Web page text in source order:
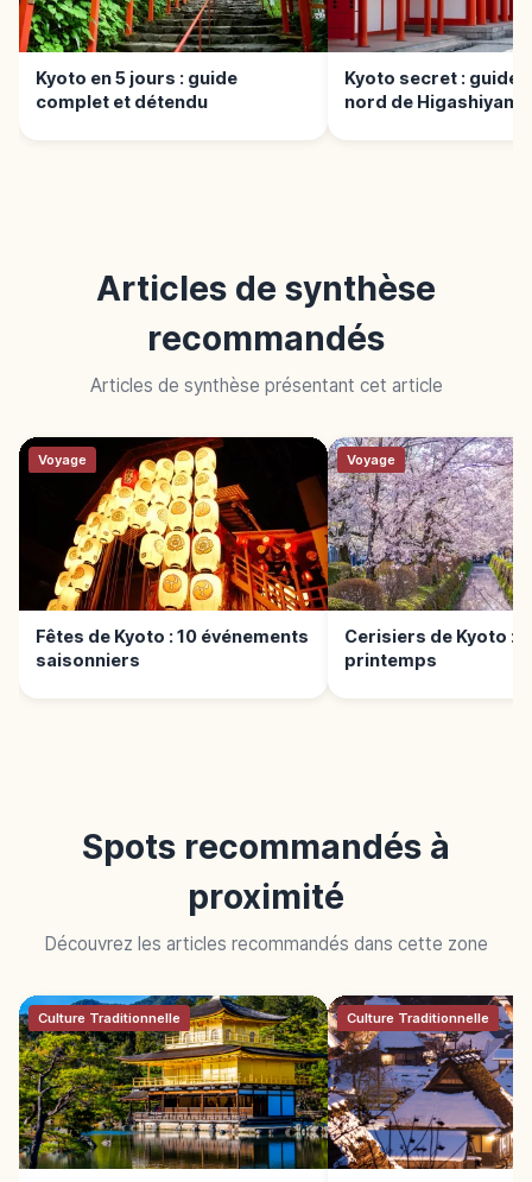
Kyoto en 5 jours : guide
complet et détendu
Kyoto secret : guide
nord de Higashiyama
Articles de synthèse
recommandés
Articles de synthèse présentant cet article
Voyage
Fêtes de Kyoto : 10 événements
saisonniers
Voyage
Cerisiers de Kyoto :
printemps
Spots recommandés à
proximité
Découvrez les articles recommandés dans cette zone
Culture Traditionnelle Culture Traditionnelle